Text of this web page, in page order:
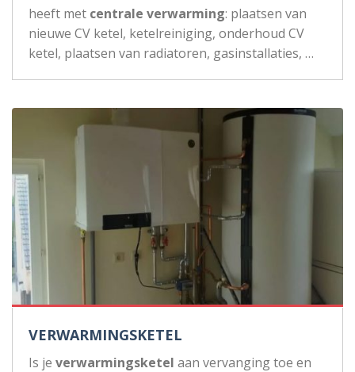
heeft met centrale verwarming: plaatsen van
nieuwe CV ketel, ketelreiniging, onderhoud CV
ketel, plaatsen van radiatoren, gasinstallaties, …
VERWARMINGSKETEL
Is je verwarmingsketel aan vervanging toe en